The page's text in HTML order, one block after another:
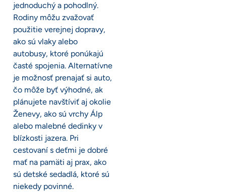
jednoduchý a pohodlný.
Rodiny môžu zvažovať
použitie verejnej dopravy,
ako sú vlaky alebo
autobusy, ktoré ponúkajú
časté spojenia. Alternatívne
je možnosť prenajať si auto,
čo môže byť výhodné, ak
plánujete navštíviť aj okolie
Ženevy, ako sú vrchy Álp
alebo malebné dedinky v
blízkosti jazera. Pri
cestovaní s deťmi je dobré
mať na pamäti aj prax, ako
sú detské sedadlá, ktoré sú
niekedy povinné.